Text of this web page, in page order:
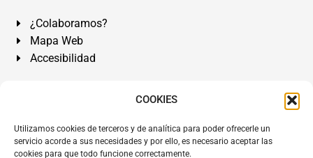
COOKIES
Utilizamos cookies de terceros y de analítica para poder ofrecerle un
servicio acorde a sus necesidades y por ello, es necesario aceptar las
cookies para que todo funcione correctamente.
¿Colaboramos?
Mapa Web
Accesibilidad
Álvarez Abogados Tenerife:Calle Teobaldo Power Nº 7,
2º Derecha, El Médano, Granadilla de Abona, Santa Cruz
de Tenerife. Islas Canarias.